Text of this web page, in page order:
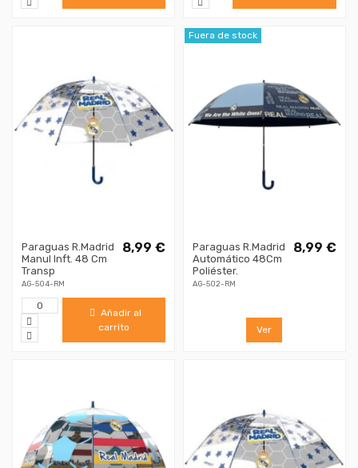
Paraguas R.Madrid
Manul Inft. 48 Cm
Transp
AG-504-RM
8,99 €
Añadir al
carrito
Fuera de stock
Paraguas R.Madrid
Automático 48Cm
Poliéster.
AG-502-RM
8,99 €
Ver